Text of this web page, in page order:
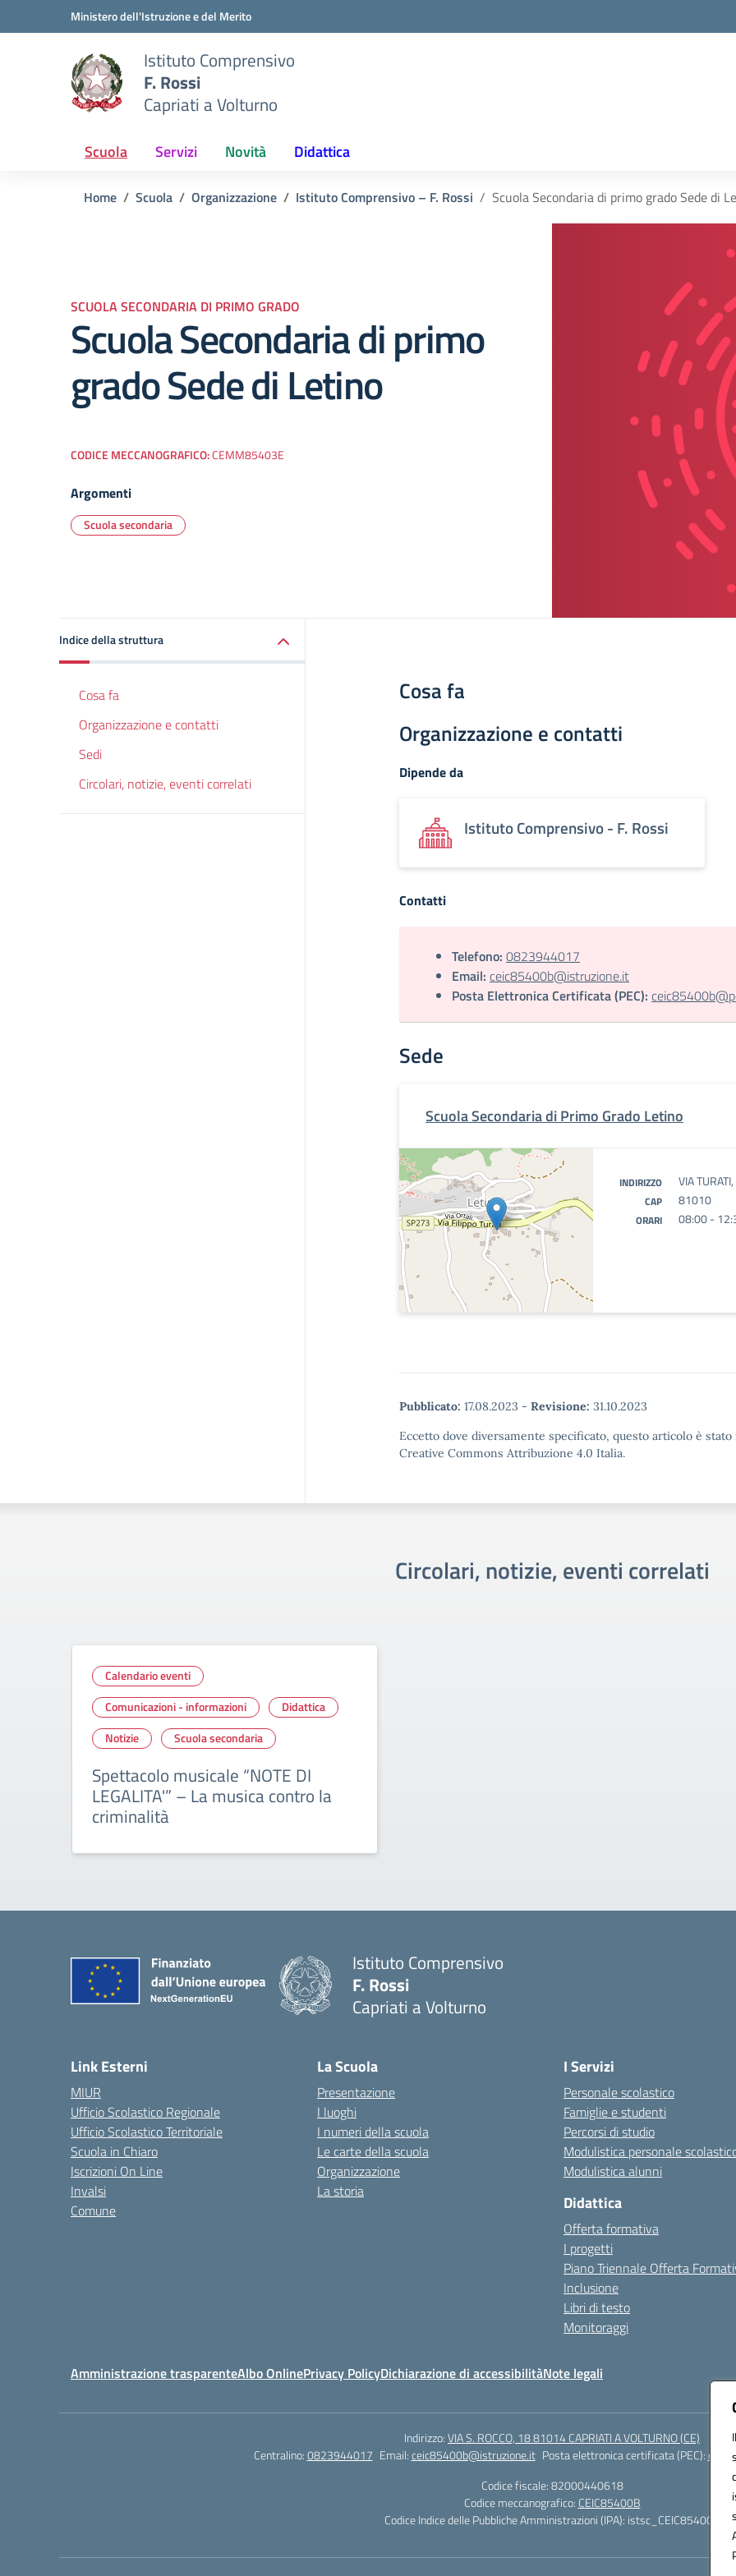
Vai ai contenuti
Vai al menu di navigazioneMinistero dell'Istruzione e del Merito
Istituto Comprensivo
F. Rossi
Capriati a Volturno
Scuola Servizi Novità Didattica
Home Scuola Organizzazione Istituto Comprensivo – F. Rossi Scuola Secondaria di primo grado Sede di
SCUOLA SECONDARIA DI PRIMO GRADO
Scuola Secondaria di primo
grado Sede di Letino
CODICE MECCANOGRAFICO:CEMM85403E
Argomenti
Scuola secondaria
Indice della struttura
Cosa fa
Organizzazione e contatti
Sedi
Circolari, notizie, eventi correlati
Cosa fa
Organizzazione e contatti
Dipende da
Istituto Comprensivo - F. Rossi
Contatti
Telefono: 0823944017
Email: ceic85400b@istruzione.it
Posta Elettronica Certificata (PEC):
Sede
Scuola Secondaria di Primo Grado Letino
INDIRIZZO VIA
CAP 81010
ORARI 08:00 -
Pubblicato: 17.08.2023 - Revisione: 31.10.2023
Eccetto dove diversamente specificato, questo articolo è
Creative Commons Attribuzione 4.0 Italia.
Circolari, notizie, eventi correlati
Calendario eventi
Comunicazioni - informazioni
Didattica
Notizie
Scuola secondaria
Spettacolo musicale “NOTE DI
LEGALITA'” – La musica contro la
criminalità
Istituto Comprensivo
F. Rossi
Capriati a Volturno
Link Esterni
MIUR
Ufficio Scolastico Regionale
Ufficio Scolastico Territoriale
Scuola in Chiaro
Iscrizioni On Line
Invalsi
Comune
La Scuola
Presentazione
I luoghi
I numeri della scuola
Le carte della scuola
Organizzazione
La storia
I Servizi
Personale scolastico
Famiglie e studenti
Percorsi di studio
Modulistica personale
Modulistica alunni
Didattica
Offerta formativa
I progetti
Piano Triennale Offerta
Inclusione
Libri di testo
Monitoraggi
Amministrazione trasparenteAlbo OnlinePrivacy PolicyDichiarazione di accessibilitàNote legali
Indirizzo:VIA S. ROCCO, 18 81014 CAPRIATI A VOLTURNO (CE)
Centralino:0823944017 Email:ceic85400b@istruzione.it Posta elettronica certificata (PEC):
Codice fiscale: 82000440618
Codice meccanografico: CEIC85400B
Codice Indice delle Pubbliche Amministrazioni (IPA): istsc_CEIC85400B